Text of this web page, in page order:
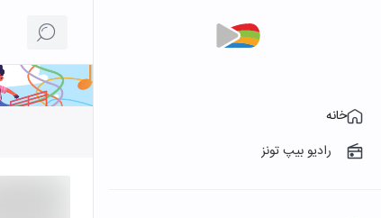
خانه
رادیو بیپ تونز